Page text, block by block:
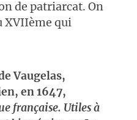
de patriarcat. On
XVIIème qui
Vaugelas,
en 1647,
française. Utiles à